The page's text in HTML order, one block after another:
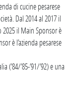
di cucine pesarese
Dal 2014 al 2017 il
il Main Sponsor è
è l’azienda pesarese
(’84/’85-’91/’92) e una